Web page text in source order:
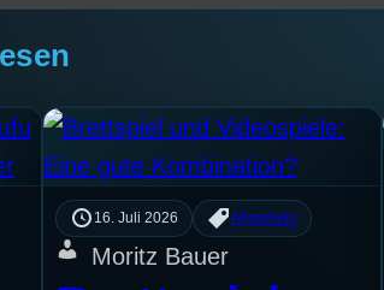
16. Juli 2026 Allgemein
Moritz Bauer